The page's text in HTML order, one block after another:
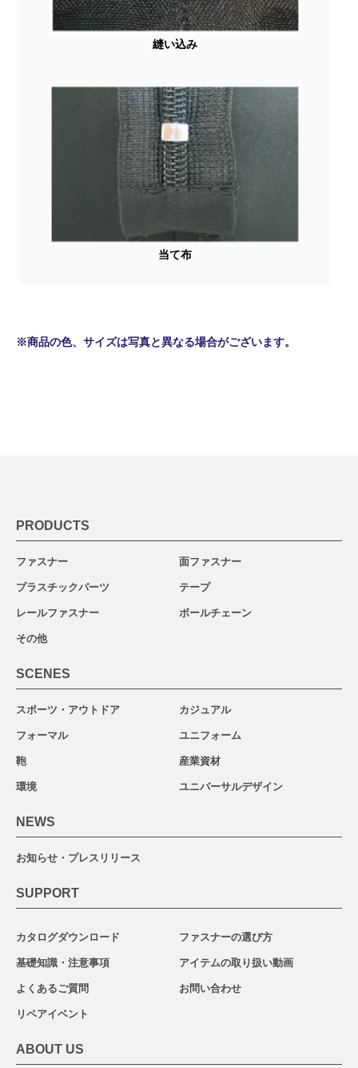
縫い込み
当て布
※商品の色、サイズは写真と異なる場合がございます。
PRODUCTS
ファスナー 面ファスナー
プラスチックパーツ テープ
レールファスナー ボールチェーン
その他
SCENES
スポーツ・アウトドア カジュアル
フォーマル ユニフォーム
鞄 産業資材
環境 ユニバーサルデザイン
NEWS
お知らせ・プレスリリース
SUPPORT
カタログダウンロード ファスナーの選び方
基礎知識・注意事項 アイテムの取り扱い動画
よくあるご質問 お問い合わせ
リペアイベント
ABOUT US